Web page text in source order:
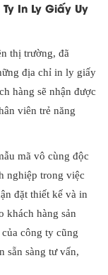
In Ly Giấy Uy
thị trường, đã
địa chỉ in ly giấy
hàng sẽ nhận được
viên trẻ năng
mã vô cùng độc
nghiệp trong việc
đặt thiết kế và in
khách hàng sản
công ty cũng
sẵn sàng tư vấn,